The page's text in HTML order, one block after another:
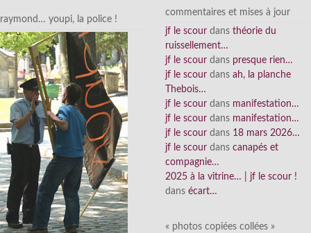
raymond… youpi, la police !
commentaires et mises à jour
jf le scour dans théorie du
ruissellement…
jf le scour dans presque rien…
jf le scour dans ah, la planche
Thebois…
jf le scour dans manifestation…
jf le scour dans manifestation…
jf le scour dans 18 mars 2026…
jf le scour dans canapés et
compagnie…
2025 à la vitrine… | jf le scour !
dans écart…
« photos copiées collées »